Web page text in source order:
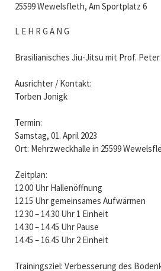
25599 Wewelsfleth, Am Sportplatz 6
L E H R G A N G
Brasilianisches Jiu-Jitsu mit Prof. Peter
Ausrichter / Kontakt:
Torben Jonigk
Termin:
Samstag, 01. April 2023
Ort: Mehrzweckhalle in 25599
Zeitplan:
12.00 Uhr Hallenöffnung
12.15 Uhr gemeinsames Aufwärmen
12.30 – 14.30 Uhr 1 Einheit
14.30 – 14.45 Uhr Pause
14.45 – 16.45 Uhr 2 Einheit
Trainingsziel: Verbesserung des